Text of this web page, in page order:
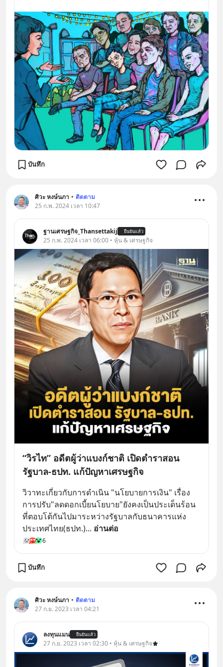
บันทึก
ศิวะ หงษ์นภา • ติดตาม
25 ก.พ. 2024 เวลา 10:47
ฐานเศรษฐกิจ_Thansettakij ยืนยันแล้ว
25 ก.พ. 2024 เวลา 06:00 • หุ้น & เศรษฐกิจ
“วิรไท” อดีตผู้ว่าแบงก์ชาติ เปิดตำราสอน
รัฐบาล-ธปท. แก้ปัญหาเศรษฐกิจ
วิวาทะเกี่ยวกับการดำเนิน "นโยบายการเงิน" เรื่อง
การปรับ"ลดดอกเบี้ยนโยบาย"ยังคงเป็นประเด็นร้อน
ที่ตอบโต้กันไปมาระหว่างรัฐบาลกับธนาคารแห่ง
ประเทศไทย(ธปท.)... อ่านต่อ
6
บันทึก
ศิวะ หงษ์นภา • ติดตาม
27 ก.ย. 2023 เวลา 04:21
ลงทุนแมน ยืนยันแล้ว
27 ก.ย. 2023 เวลา 02:30 • หุ้น & เศรษฐกิจ